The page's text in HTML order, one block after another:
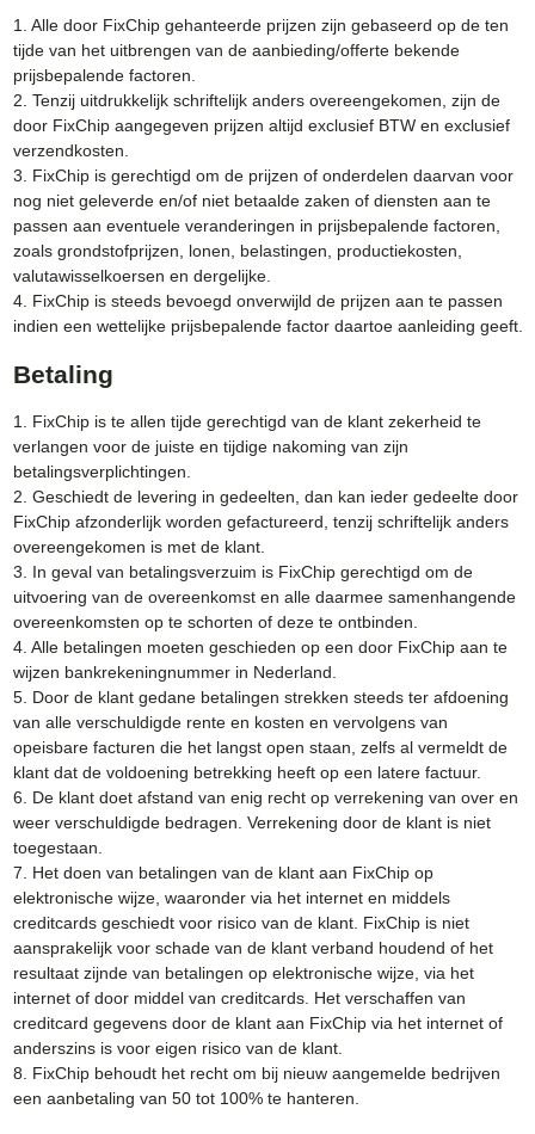
1. Alle door FixChip gehanteerde prijzen zijn gebaseerd op de ten
tijde van het uitbrengen van de aanbieding/offerte bekende
prijsbepalende factoren.
2. Tenzij uitdrukkelijk schriftelijk anders overeengekomen, zijn de
door FixChip aangegeven prijzen altijd exclusief BTW en exclusief
verzendkosten.
3. FixChip is gerechtigd om de prijzen of onderdelen daarvan voor
nog niet geleverde en/of niet betaalde zaken of diensten aan te
passen aan eventuele veranderingen in prijsbepalende factoren,
zoals grondstofprijzen, lonen, belastingen, productiekosten,
valutawisselkoersen en dergelijke.
4. FixChip is steeds bevoegd onverwijld de prijzen aan te passen
indien een wettelijke prijsbepalende factor daartoe aanleiding geeft.
Betaling
1. FixChip is te allen tijde gerechtigd van de klant zekerheid te
verlangen voor de juiste en tijdige nakoming van zijn
betalingsverplichtingen.
2. Geschiedt de levering in gedeelten, dan kan ieder gedeelte door
FixChip afzonderlijk worden gefactureerd, tenzij schriftelijk anders
overeengekomen is met de klant.
3. In geval van betalingsverzuim is FixChip gerechtigd om de
uitvoering van de overeenkomst en alle daarmee samenhangende
overeenkomsten op te schorten of deze te ontbinden.
4. Alle betalingen moeten geschieden op een door FixChip aan te
wijzen bankrekeningnummer in Nederland.
5. Door de klant gedane betalingen strekken steeds ter afdoening
van alle verschuldigde rente en kosten en vervolgens van
opeisbare facturen die het langst open staan, zelfs al vermeldt de
klant dat de voldoening betrekking heeft op een latere factuur.
6. De klant doet afstand van enig recht op verrekening van over en
weer verschuldigde bedragen. Verrekening door de klant is niet
toegestaan.
7. Het doen van betalingen van de klant aan FixChip op
elektronische wijze, waaronder via het internet en middels
creditcards geschiedt voor risico van de klant. FixChip is niet
aansprakelijk voor schade van de klant verband houdend of het
resultaat zijnde van betalingen op elektronische wijze, via het
internet of door middel van creditcards. Het verschaffen van
creditcard gegevens door de klant aan FixChip via het internet of
anderszins is voor eigen risico van de klant.
8. FixChip behoudt het recht om bij nieuw aangemelde bedrijven
een aanbetaling van 50 tot 100% te hanteren.